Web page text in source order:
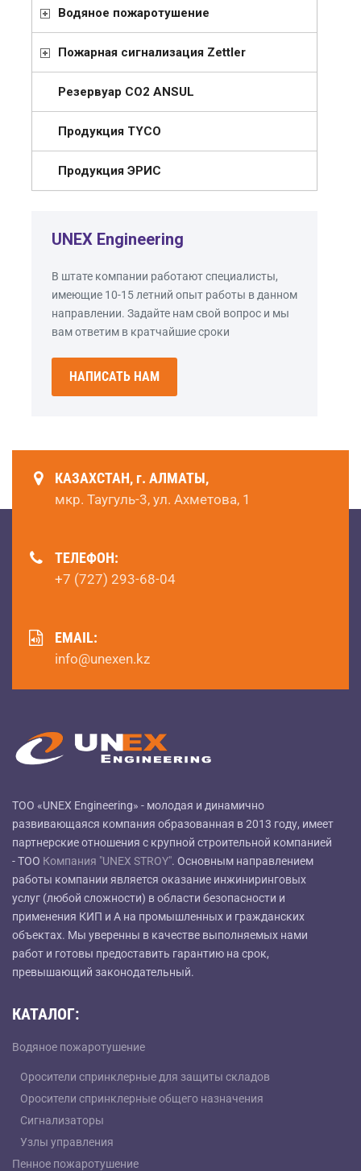
Водяное пожаротушение
Пожарная сигнализация Zettler
Резервуар СО2 ANSUL
Продукция TYCO
Продукция ЭРИС
UNEX Engineering
В штате компании работают специалисты,
имеющие 10-15 летний опыт работы в данном
направлении. Задайте нам свой вопрос и мы
вам ответим в кратчайшие сроки
НАПИСАТЬ НАМ
КАЗАХСТАН, г. АЛМАТЫ,
мкр. Таугуль-3, ул. Ахметова, 1
ТЕЛЕФОН:
+7 (727) 293-68-04
EMAIL:
info@unexen.kz
ТОО «UNEX Engineering» - молодая и динамично
развивающаяся компания образованная в 2013 году, имеет
партнерские отношения с крупной строительной компанией
- ТОО Компания "UNEX STROY". Основным направлением
работы компании является оказание инжиниринговых
услуг (любой сложности) в области безопасности и
применения КИП и А на промышленных и гражданских
объектах. Мы уверенны в качестве выполняемых нами
работ и готовы предоставить гарантию на срок,
превышающий законодательный.
КАТАЛОГ:
Водяное пожаротушение
Оросители спринклерные для защиты складов
Оросители спринклерные общего назначения
Сигнализаторы
Узлы управления
Пенное пожаротушение